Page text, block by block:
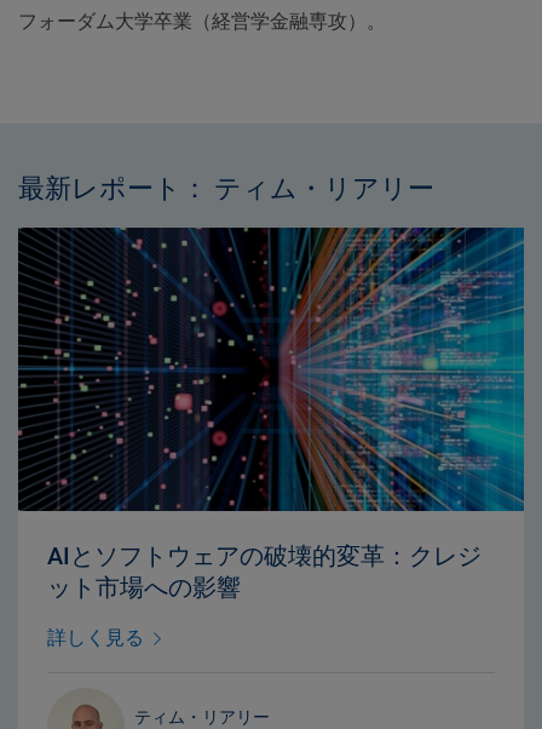
フォーダム大学卒業（経営学金融専攻）。
最新レポート： ティム・リアリー
AIとソフトウェアの破壊的変革：クレジ
ット市場への影響
詳しく見る
ティム・リアリー